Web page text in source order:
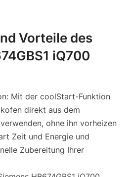
Vorteile des
iQ700
Mit der coolStart-Funktion
direkt aus dem
ohne ihn vorheizen
Zeit und Energie und
Zubereitung Ihrer